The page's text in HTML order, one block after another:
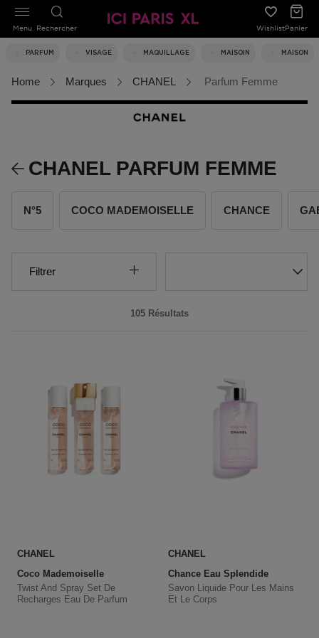
Rechercher WishlistPanier
PARFUM VISAGE MAQUILLAGE MAISOIN MAISON
Menu
Home Marques CHANEL Parfum Femme
CHANEL PARFUM FEMME
N°5 COCO MADEMOISELLE CHANCE
Filtrer
105 Résultats
CHANEL
Coco Mademoiselle
Twist And Spray Set De
Recharges Eau De Parfum
CHANEL
Chance Eau Splendide
Savon Liquide Pour Les Mains
Et Le Corps